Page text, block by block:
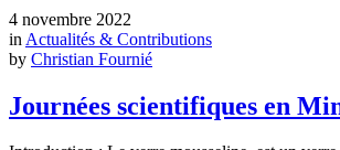
4 novembre 2022
in Actualités & Contributions
by Christian Fournié
Journées scientifiques en